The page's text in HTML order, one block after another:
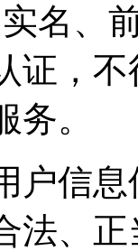
实名、
证，
。
户信
法、